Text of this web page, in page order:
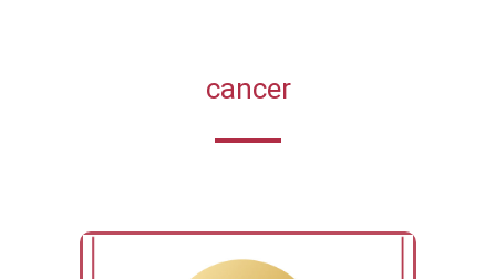
cancer